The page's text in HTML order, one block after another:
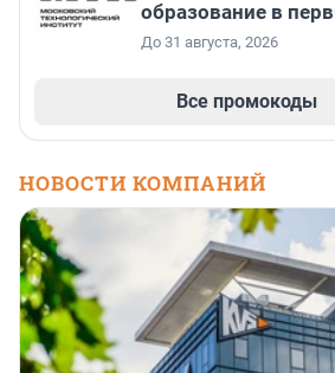
образование в
До 31 августа, 2026
Все промокоды
НОВОСТИ КОМПАНИЙ